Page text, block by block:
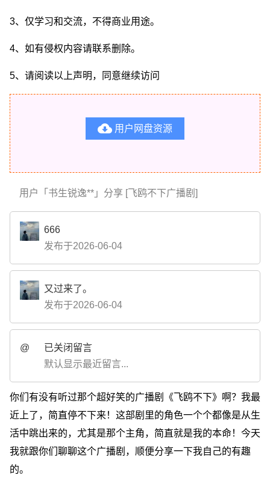
3、仅学习和交流，不得商业用途。
4、如有侵权内容请联系删除。
5、请阅读以上声明，同意继续访问
 用户网盘资源
用户「书生锐逸**」分享 [飞鸥不下广播剧]
666
发布于2026-06-04
又过来了。
发布于2026-06-04
@
已关闭留言
默认显示最近留言...
你们有没有听过那个超好笑的广播剧《飞鸥不下》啊？我最
近上了，简直停不下来！这部剧里的角色一个个都像是从生
活中跳出来的，尤其是那个主角，简直就是我的本命！今天
我就跟你们聊聊这个广播剧，顺便分享一下我自己的有趣
的。